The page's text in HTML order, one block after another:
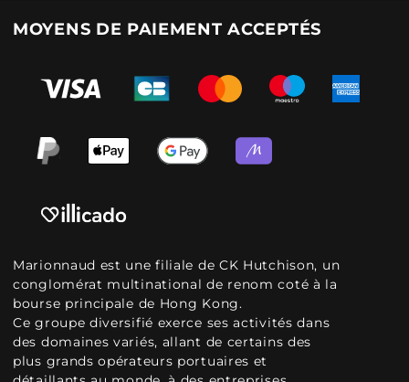
MOYENS DE PAIEMENT ACCEPTÉS
Marionnaud est une filiale de CK Hutchison, un
conglomérat multinational de renom coté à la
bourse principale de Hong Kong.
Ce groupe diversifié exerce ses activités dans
des domaines variés, allant de certains des
plus grands opérateurs portuaires et